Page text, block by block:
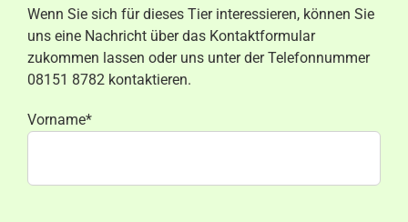
Wenn Sie sich für dieses Tier interessieren, können Sie
uns eine Nachricht über das Kontaktformular
zukommen lassen oder uns unter der Telefonnummer
08151 8782 kontaktieren.
Vorname*